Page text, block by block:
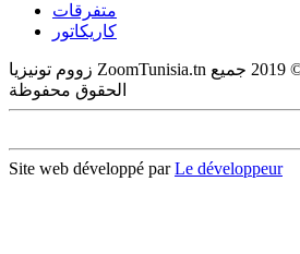
متفرقات
كاريكاتور
زووم تونيزيا ZoomTunisia.tn جريدة إلكترونية جامعة - © 2019 جميع
الحقوق محفوظة
Site web développé parLe développeur